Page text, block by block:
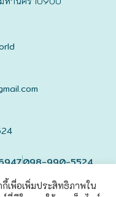
098-990-5524
เพื่อเพิ่มประสิทธิภาพใน